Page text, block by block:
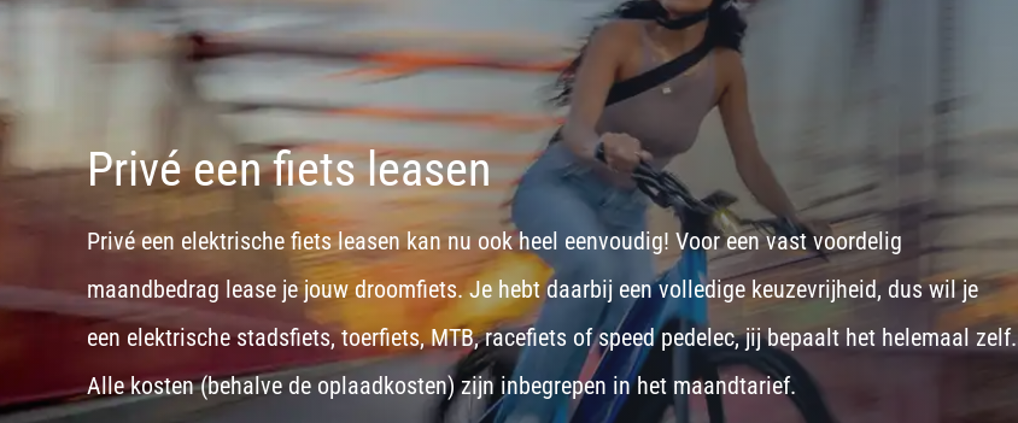
Privé een fiets leasen
Privé een elektrische fiets leasen kan nu ook heel eenvoudig! Voor een vast voordelig
maandbedrag lease je jouw droomfiets. Je hebt daarbij een volledige keuzevrijheid, dus wil je
een elektrische stadsfiets, toerfiets,MTB,racefiets ofspeed pedelec, jij bepaalt het helemaal zelf.
Alle kosten (behalve de oplaadkosten) zijn inbegrepen in het maandtarief.